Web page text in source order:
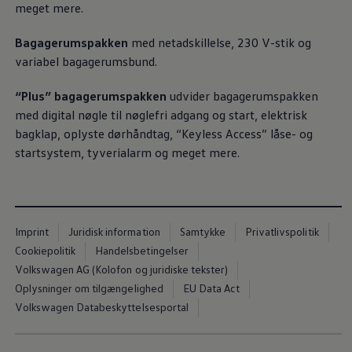
meget mere.
Bagagerumspakken med netadskillelse, 230 V-stik og
variabel bagagerumsbund.
“Plus” bagagerumspakken udvider bagagerumspakken
med digital nøgle til nøglefri adgang og start, elektrisk
bagklap, oplyste dørhåndtag, “Keyless Access” låse- og
startsystem, tyverialarm og meget mere.
Imprint Juridisk information Samtykke
Privatlivspolitik
Cookiepolitik
Handelsbetingelser
Volkswagen AG (Kolofon og juridiske tekster)
Oplysninger om tilgængelighed
EU Data Act
Volkswagen Databeskyttelsesportal